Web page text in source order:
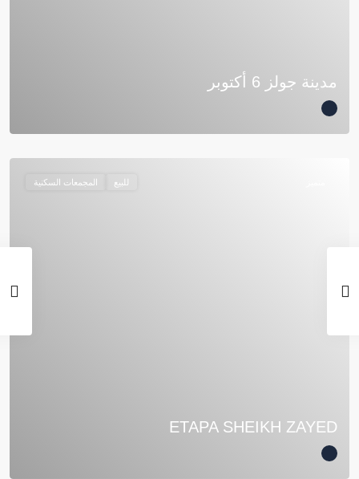
مدينة جولز 6 أكتوبر
للبيع المجمعات السكنية
ETAPA SHEIKH ZAYED